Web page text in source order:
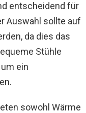
entscheidend für
Auswahl sollte auf
da dies das
Stühle
ein
sowohl Wärme